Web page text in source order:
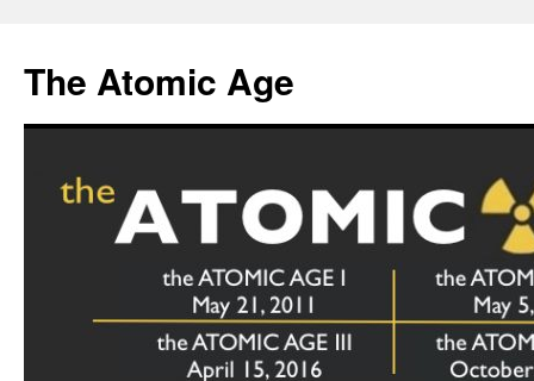
content
The Atomic Age